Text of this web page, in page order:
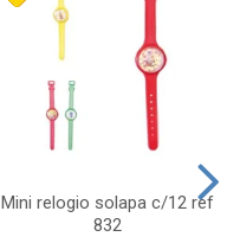
Mini relogio solapa c/12 ref
832